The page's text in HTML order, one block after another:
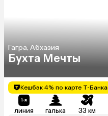
Гагра, Абхазия
Бухта Мечты
Кешбэк 4% по карте Т-Банка
линия галька 33 км